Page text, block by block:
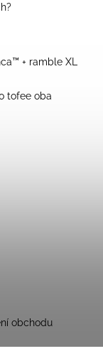
+ ramble XL
tofee oba
obchodu